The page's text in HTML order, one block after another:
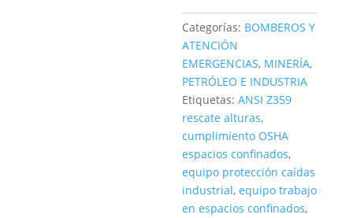
Categorías: BOMBEROS Y
ATENCIÓN
EMERGENCIAS, MINERÍA,
PETRÓLEO E INDUSTRIA
Etiquetas:ANSI Z359
rescate alturas,
cumplimiento OSHA
espacios confinados,
equipo protección caídas
industrial,equipo trabajo
en espacios confinados,